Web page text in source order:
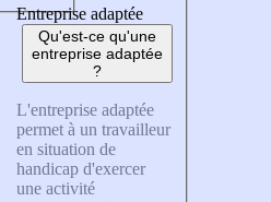
Entreprise adaptée
Qu'est-ce qu'une
entreprise adaptée
?
L'entreprise adaptée
permet à un travailleur
en situation de
handicap d'exercer
une activité